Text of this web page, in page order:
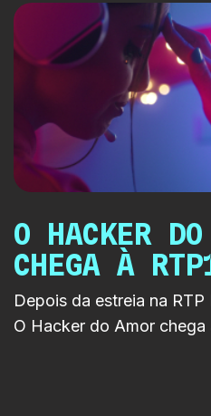
O HACKER DO
CHEGA À
Depois da estreia na RTP
O Hacker do Amor chega